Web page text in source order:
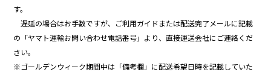
す。
遅延の場合はお手数ですが、ご利用ガイドまたは配送完了メールに記載
の「ヤマト運輸お問い合わせ電話番号」より、直接運送会社にご連絡くだ
さい。
※ゴールデンウィーク期間中は「備考欄」に配送希望日時を記載していた